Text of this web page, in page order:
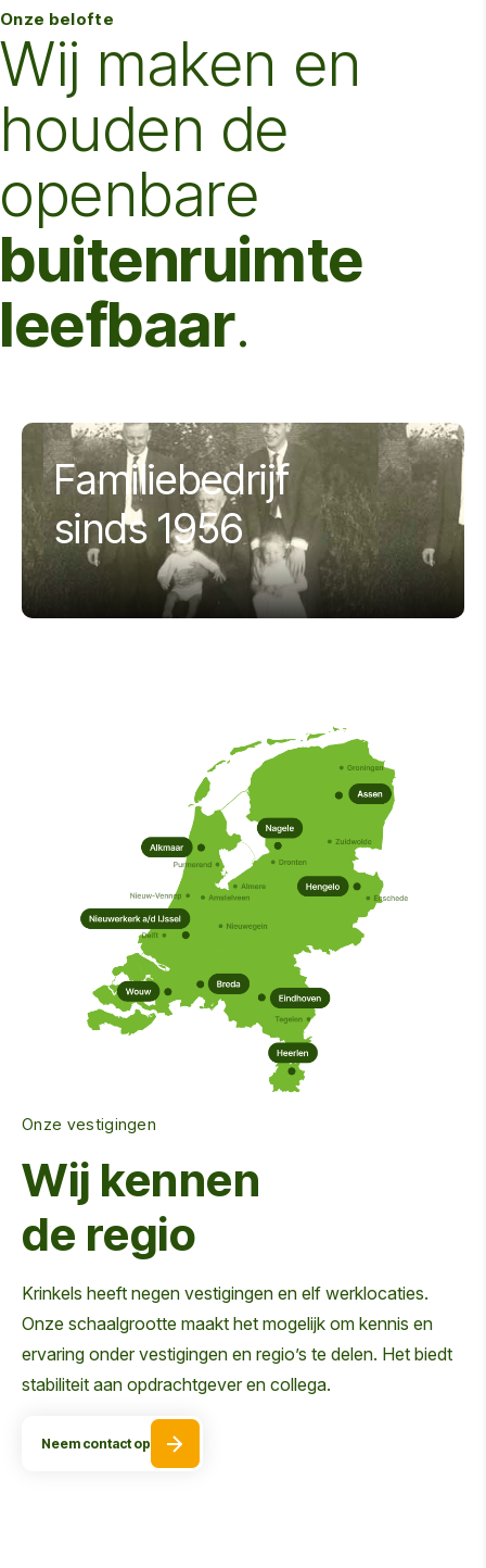
Onze belofte
Wij maken en
houden de
openbare
buitenruimte
leefbaar.
Familiebedrijf
sinds 1956
Onze vestigingen
Wij kennen
de regio
Krinkels heeft negen vestigingen en elf werklocaties.
Onze schaalgrootte maakt het mogelijk om kennis en
ervaring onder vestigingen en regio’s te delen. Het biedt
stabiliteit aan opdrachtgever en collega.
Neem contact op